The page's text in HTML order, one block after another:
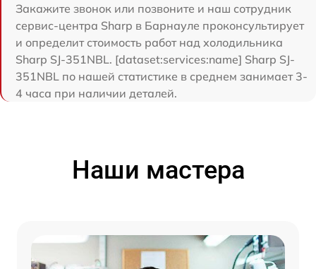
Закажите звонок или позвоните и наш сотрудник
сервис-центра Sharp в Барнауле проконсультирует
и определит стоимость работ над холодильника
Sharp SJ-351NBL. [dataset:services:name] Sharp SJ-
351NBL по нашей статистике в среднем занимает 3-
4 часа при наличии деталей.
Наши мастера